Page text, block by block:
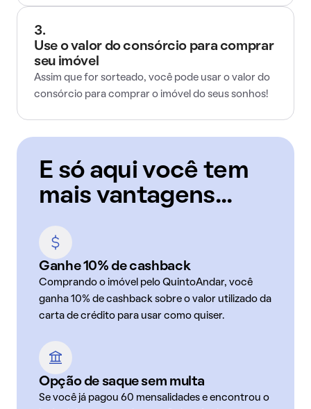
3.
Use o valor do consórcio para comprar
seu imóvel
Assim que for sorteado, você pode usar o valor do
consórcio para comprar o imóvel do seus sonhos!
E só aqui você tem
mais vantagens...
Ganhe 10% de cashback
Comprando o imóvel pelo QuintoAndar, você
ganha 10% de cashback sobre o valor utilizado da
carta de crédito para usar como quiser.
Opção de saque sem multa
Se você já pagou 60 mensalidades e encontrou o